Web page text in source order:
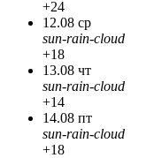
+24
12.08 ср
sun-rain-cloud
+18
13.08 чт
sun-rain-cloud
+14
14.08 пт
sun-rain-cloud
+18